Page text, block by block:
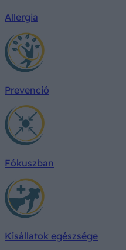
Allergia
Prevenció
Fókuszban
Kisállatok egészsége